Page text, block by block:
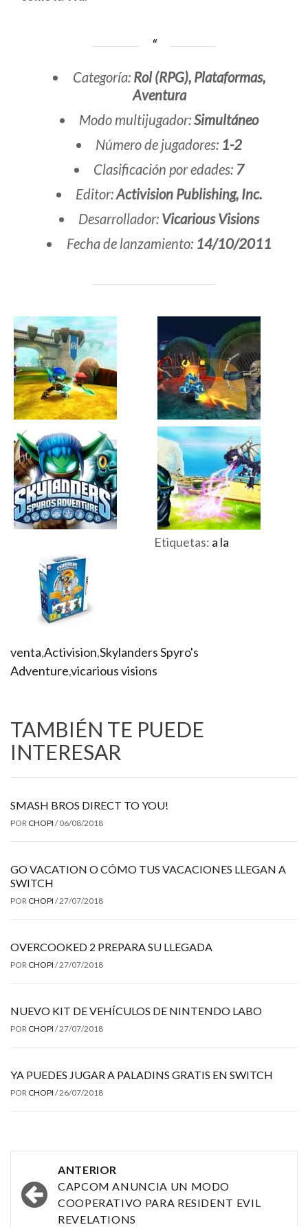
Categoría: Rol (RPG), Plataformas,
Aventura
Modo multijugador:Simultáneo
Número de jugadores: 1-2
Clasificación por edades: 7
Editor:Activision Publishing, Inc.
Desarrollador: Vicarious Visions
Fecha de lanzamiento: 14/10/2011
Etiquetas: a la
venta,Activision,Skylanders Spyro's
Adventure,vicarious visions
TAMBIÉN TE PUEDE
INTERESAR
SMASH BROS DIRECT TO YOU!
POR CHOPI / 06/08/2018
GO VACATION O CÓMO TUS VACACIONES LLEGAN A
SWITCH
POR CHOPI /27/07/2018
OVERCOOKED 2 PREPARA SU LLEGADA
POR CHOPI /27/07/2018
NUEVO KIT DE VEHÍCULOS DE NINTENDO LABO
POR CHOPI /27/07/2018
YA PUEDES JUGAR A PALADINS GRATIS EN SWITCH
POR CHOPI /26/07/2018
Navegación
por
las
ANTERIOR
CAPCOM ANUNCIA UN MODO
COOPERATIVO PARA RESIDENT EVIL
REVELATIONS